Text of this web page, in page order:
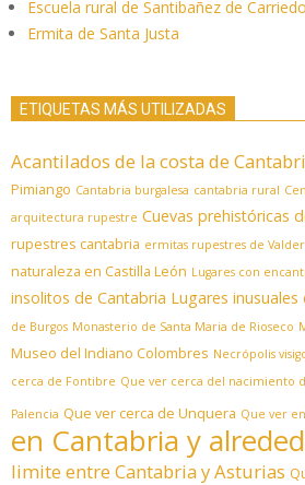
Escuela rural de Santibañez de Carriedo
Ermita de Santa Justa
ETIQUETAS MÁS UTILIZADAS
Acantilados de la costa de
Pimiango Cantabria burgalesa cantabria rural
arquitectura rupestre Cuevas prehistóricas
rupestres cantabria ermitas rupestres de
naturaleza en Castilla León Lugares con
insolitos de Cantabria Lugares inusuales
de Burgos Monasterio de Santa Maria de Rioseco
Museo del Indiano Colombres Necrópolis
cerca de Fontibre Que ver cerca del nacimiento
Palencia Que ver cerca de Unquera Que ver
en Cantabria y
limite entre Cantabria y Asturias